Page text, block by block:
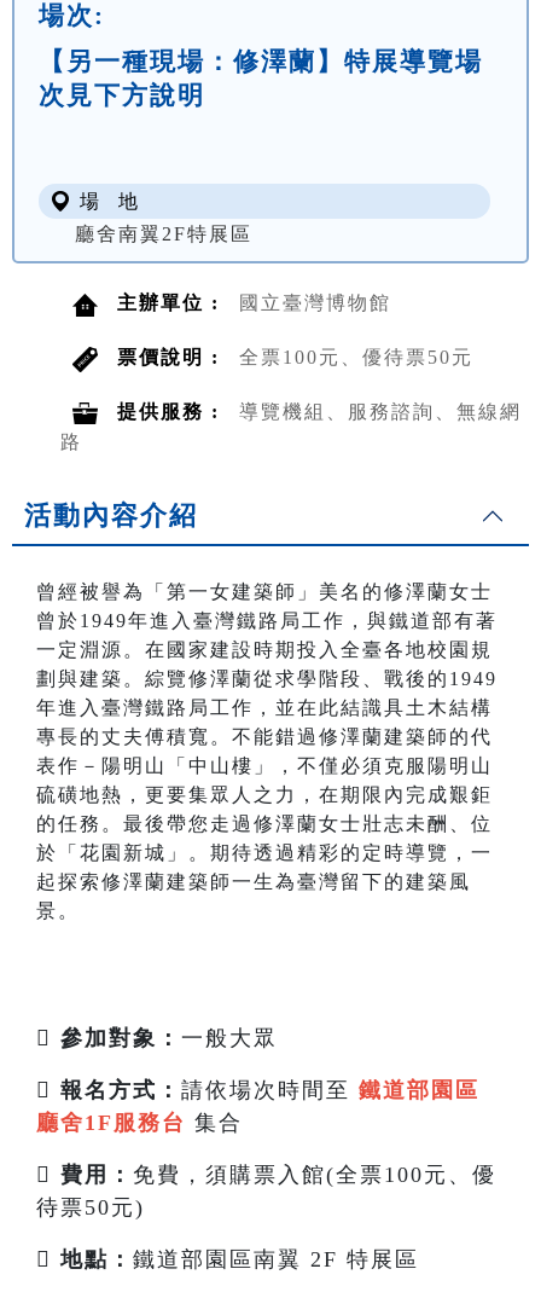
場次:
【另一種現場：修澤蘭】特展導覽場
次見下方說明
場 地
廳舍南翼2F特展區
主辦單位 : 國立臺灣博物館
票價說明 : 全票100元、優待票50元
提供服務 :
導覽機組、服務諮詢、無線網
路
活動內容介紹
曾經被譽為「第一女建築師」美名的修澤蘭女士
曾於1949年進入臺灣鐵路局工作，與鐵道部有著
一定淵源。在國家建設時期投入全臺各地校園規
劃與建築。綜覽修澤蘭從求學階段、戰後的1949
年進入臺灣鐵路局工作，並在此結識具土木結構
專長的丈夫傅積寬。不能錯過修澤蘭建築師的代
表作－陽明山「中山樓」，不僅必須克服陽明山
硫磺地熱，更要集眾人之力，在期限內完成艱鉅
的任務。最後帶您走過修澤蘭女士壯志未酬、位
於「花園新城」。期待透過精彩的定時導覽，一
起探索修澤蘭建築師一生為臺灣留下的建築風
景。
 參加對象： 一般大眾
 報名方式： 請依場次時間至 鐵道部園區
廳舍1F服務台 集合
 費用： 免費，須購票入館(全票100元、優
待票50元)
 地點： 鐵道部園區南翼 2F 特展區